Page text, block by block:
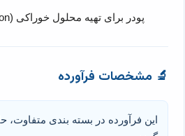
پودر برای تهیه محلول خوراکی (Powder for Oral Solution)
🔬 مشخصات فرآورده